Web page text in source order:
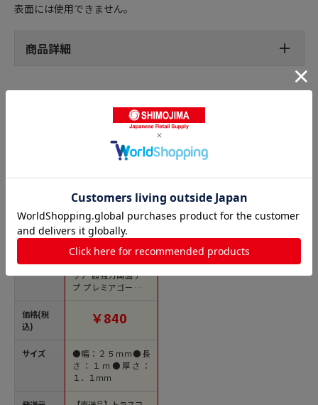
表面には使用できません。
商品詳細
強力両面テープの人気商品との比較
商品名
価格(税
込)
サイズ
トラスコ中山 3M スコ
ッチ 超強力両面テー
プ プレミアゴールド
スーパー多用途 粗面
文単位1巻）【直送
￥840
●幅：２５ｍｍ●長
さ：１ｍ●厚さ：
１．１ｍｍ